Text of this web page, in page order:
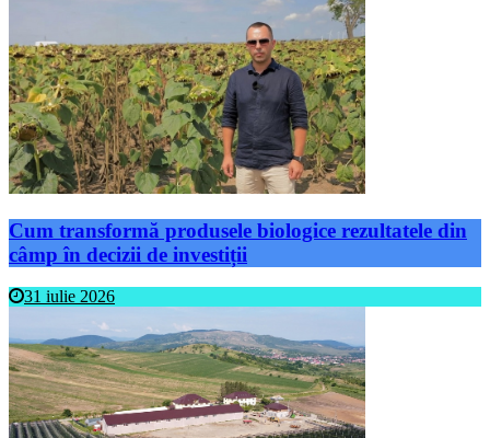
Cum transformă produsele biologice rezultatele din
câmp în decizii de investiții
31 iulie 2026